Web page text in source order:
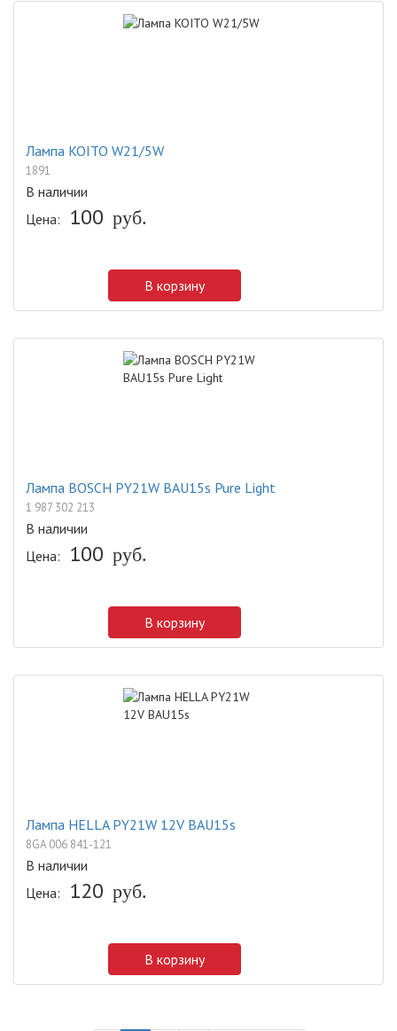
Лампа KOITO W21/5W
1891
В наличии
Цена:
100 руб.
В корзину
Лампа BOSCH PY21W BAU15s Pure Light
1 987 302 213
В наличии
Цена:
100 руб.
В корзину
Лампа HELLA PY21W 12V BAU15s
8GA 006 841-121
В наличии
Цена:
120 руб.
В корзину